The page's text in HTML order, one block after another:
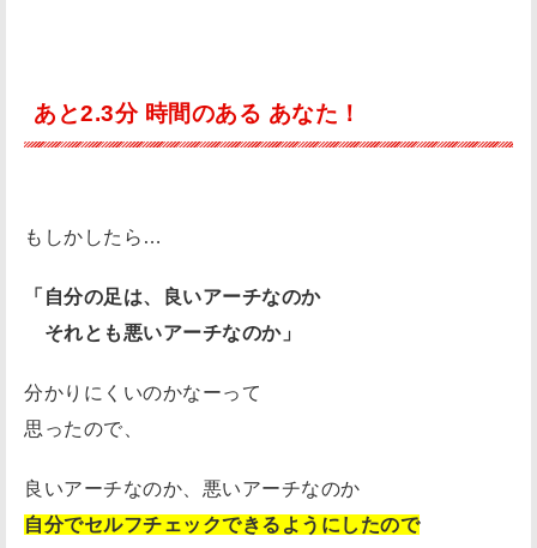
あと2.3分 時間のある あなた！
もしかしたら…
「自分の足は、良いアーチなのか
それとも悪いアーチなのか」
分かりにくいのかなーって
思ったので、
良いアーチなのか、悪いアーチなのか
自分でセルフチェックできるようにしたので